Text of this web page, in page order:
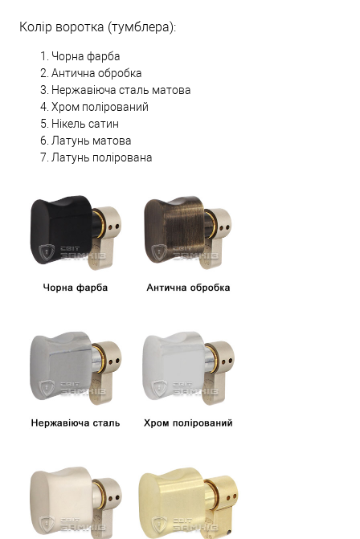
Колір воротка (тумблера):
Чорна фарба
Антична обробка
Нержавіюча сталь матова
Хром полірований
Нікель сатин
Латунь матова
Латунь полірована